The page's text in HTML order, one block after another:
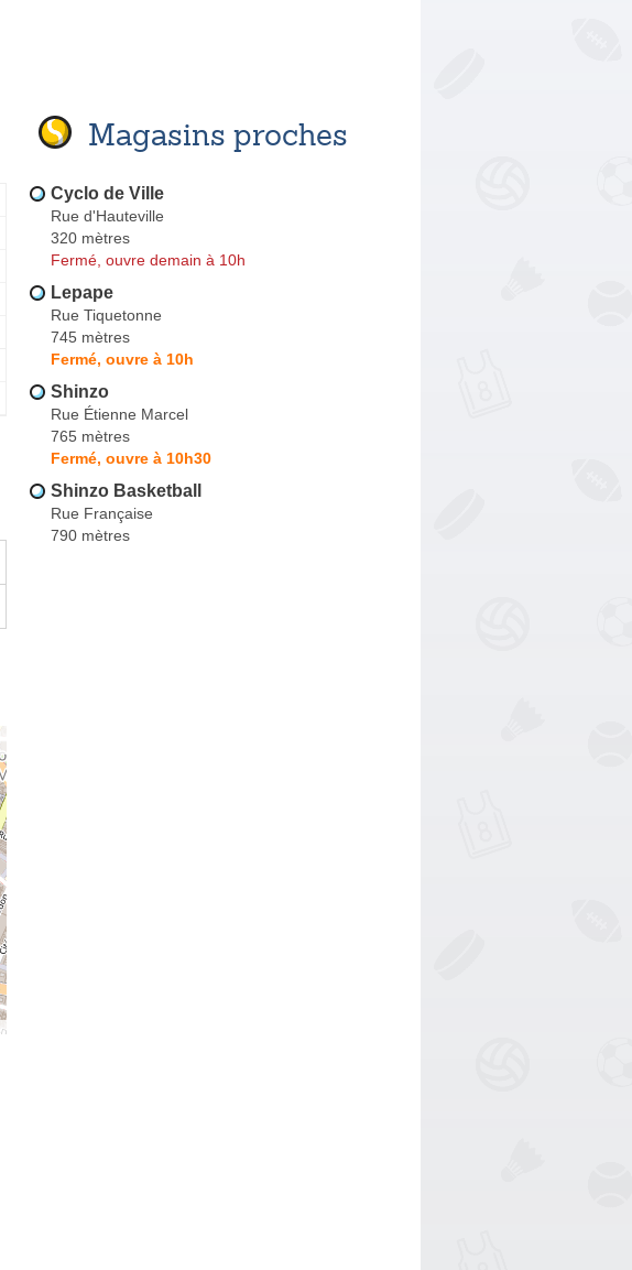
Magasins proches
Cyclo de Ville
Rue d'Hauteville
320 mètres
Fermé, ouvre demain à 10h
Lepape
Rue Tiquetonne
745 mètres
Fermé, ouvre à 10h
Shinzo
Rue Étienne Marcel
765 mètres
Fermé, ouvre à 10h30
Shinzo Basketball
Rue Française
790 mètres